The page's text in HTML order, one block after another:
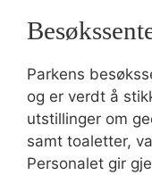
Parkens
og er verdt å
utstillinger om
samt toaletter,
Personalet gir